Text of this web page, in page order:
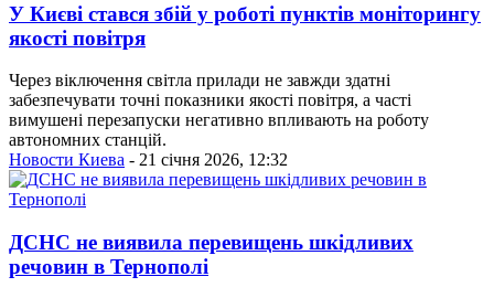
У Києві стався збій у роботі пунктів моніторингу
якості повітря
Через віключення світла прилади не завжди здатні
забезпечувати точні показники якості повітря, а часті
вимушені перезапуски негативно впливають на роботу
автономних станцій.
Новости Киева - 21 січня 2026, 12:32
ДСНС не виявила перевищень шкідливих
речовин в Тернополі